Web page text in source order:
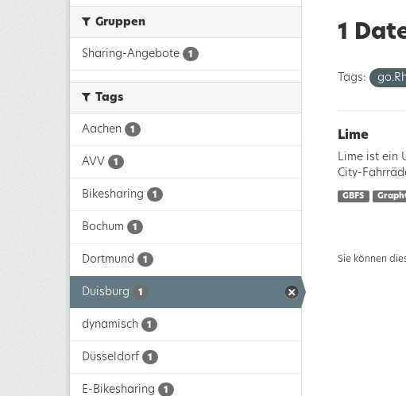
Gruppen
Sharing-Angebote 1
Tags
Aachen 1
AVV 1
Bikesharing 1
Bochum 1
Dortmund 1
Duisburg 1
dynamisch 1
Düsseldorf 1
E-Bikesharing 1
1
Tags:
Lime
Lime ist ein
City-
GBFS
Sie können